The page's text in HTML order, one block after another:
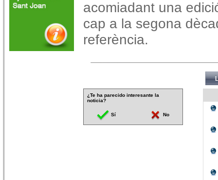
acomiadant una
cap a la segona
referència.
¿Te ha parecido interesante la
noticia?
Sí No